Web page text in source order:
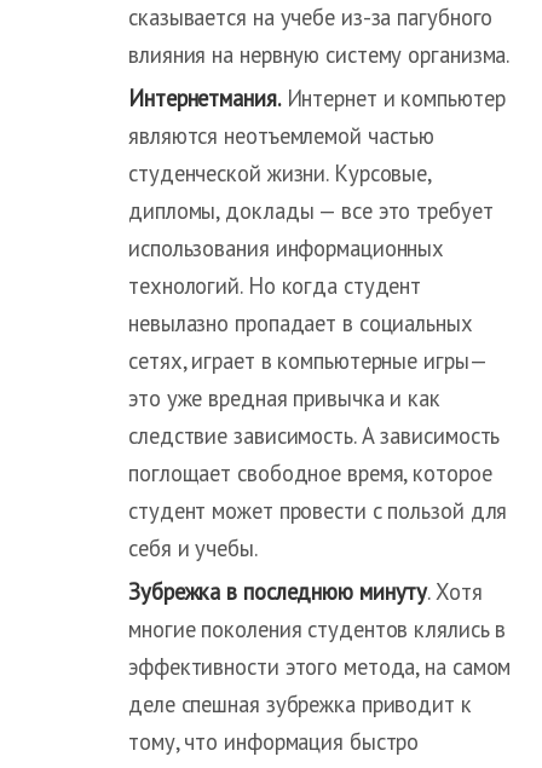
сказывается на учебе из-за пагубного
влияния на нервную систему организма.
Интернетмания.Интернет и компьютер
являются неотъемлемой частью
студенческой жизни. Курсовые,
дипломы, доклады — все это требует
использования информационных
технологий. Но когда студент
невылазно пропадает в социальных
сетях, играет в компьютерные игры—
это уже вредная привычка и как
следствие зависимость. А зависимость
поглощает свободное время, которое
студент может провести с пользой для
себя и учебы.
Зубрежка в последнюю минуту. Хотя
многие поколения студентов клялись в
эффективности этого метода, на самом
деле спешная зубрежка приводит к
тому, что информация быстро